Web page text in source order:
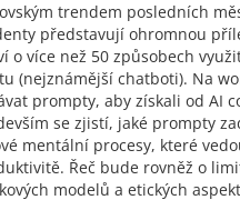
trendem posledních
představují ohromnou
o více než 50 způsobech
(nejznámější chatboti). Na
prompty, aby získali od AI
se zjistí, jaké prompty
mentální procesy, které
Řeč bude rovněž o
modelů a etických